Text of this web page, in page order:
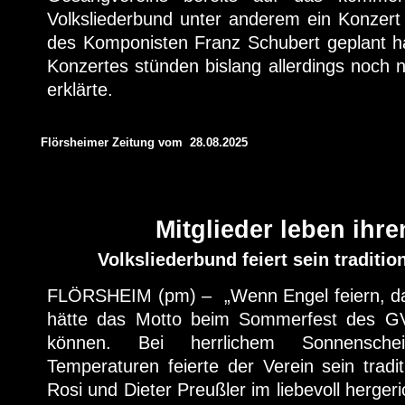
Volksliederbund unter anderem ein
des Komponisten Franz Schubert geplant
Konzertes stünden bislang allerdings noch
erklärte.
Flörsheimer Zeitung vom 28.08.2025
Mitglieder leben
Volksliederbund feiert sein
FLÖRSHEIM (pm) – „Wenn Engel feiern,
hätte das Motto beim Sommerfest des
können. Bei herrlichem
Temperaturen feierte der Verein sein
Rosi und Dieter Preußler im liebevoll